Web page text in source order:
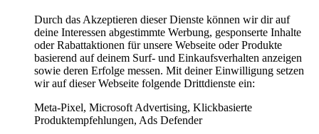
Durch das Akzeptieren dieser Dienste können wir dir auf
deine Interessen abgestimmte Werbung, gesponserte Inhalte
oder Rabattaktionen für unsere Webseite oder Produkte
basierend auf deinem Surf- und Einkaufsverhalten anzeigen
sowie deren Erfolge messen. Mit deiner Einwilligung setzen
wir auf dieser Webseite folgende Drittdienste ein:
Meta-Pixel, Microsoft Advertising, Klickbasierte
Produktempfehlungen, Ads Defender